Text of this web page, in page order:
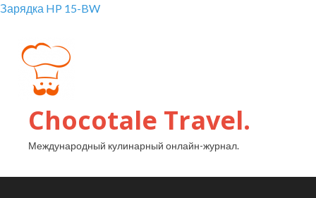
Зарядка HP 15-BW
Chocotale Travel.
Международный кулинарный онлайн-журнал.